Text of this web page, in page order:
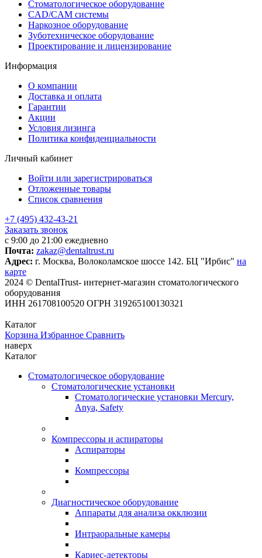
Стоматологическое оборудование
CAD/CAM системы
Наркозное оборудование
Зуботехническое оборудование
Проектирование и лицензирование
Информация
О компании
Доставка и оплата
Гарантии
Акции
Условия лизинга
Политика конфиденциальности
Личный кабинет
Войти или зарегистрироваться
Отложенные товары
Список сравнения
+7 (495) 432-43-21
Заказать звонок
с 9:00 до 21:00 ежедневно
Почта: zakaz@dentaltrust.ru
Адрес: г. Москва, Волоколамское шоссе 142. БЦ "Ирбис" на
карте
2024 © DentalTrust- интернет-магазин стоматологического
оборудования
ИНН 261708100520 ОГРН 319265100130321
Каталог
Корзина Избранное Сравнить
наверх
Каталог
Стоматологическое оборудование
Стоматологические установки
Стоматологические установки Mercury,
Anya, Safety
Компрессоры и аспираторы
Аспираторы
Компрессоры
Диагностическое оборудование
Аппараты для анализа окклюзии
Интраоральные камеры
Кариес-детекторы